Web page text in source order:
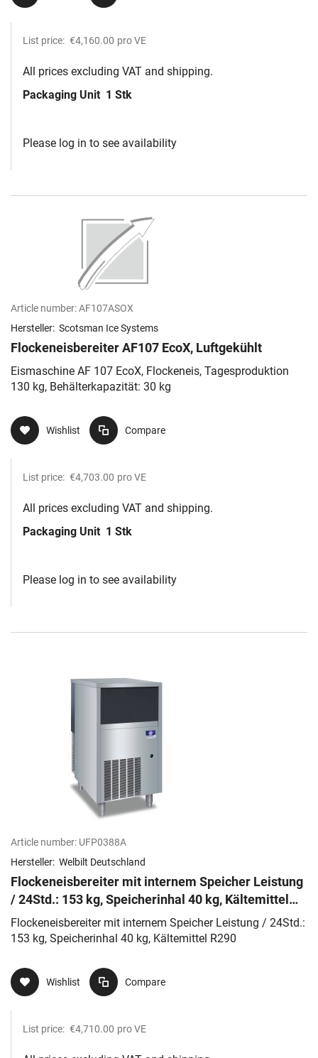
List price: €4,160.00 pro VE
All prices excluding VAT and shipping.
Packaging Unit 1 Stk
Please log in to see availability
Article number:AF107ASOX
Hersteller: Scotsman Ice Systems
Flockeneisbereiter AF107 EcoX, Luftgekühlt
Eismaschine AF 107 EcoX, Flockeneis, Tagesproduktion
130 kg, Behälterkapazität: 30 kg
Wishlist Compare
List price: €4,703.00 pro VE
All prices excluding VAT and shipping.
Packaging Unit 1 Stk
Please log in to see availability
Article number: UFP0388A
Hersteller: Welbilt Deutschland
Flockeneisbereiter mit internem Speicher Leistung
/ 24Std.: 153 kg, Speicherinhal 40 kg, Kältemittel
R290
Flockeneisbereiter mit internem Speicher Leistung / 24Std.:
153 kg, Speicherinhal 40 kg, Kältemittel R290
Wishlist Compare
List price: €4,710.00 pro VE